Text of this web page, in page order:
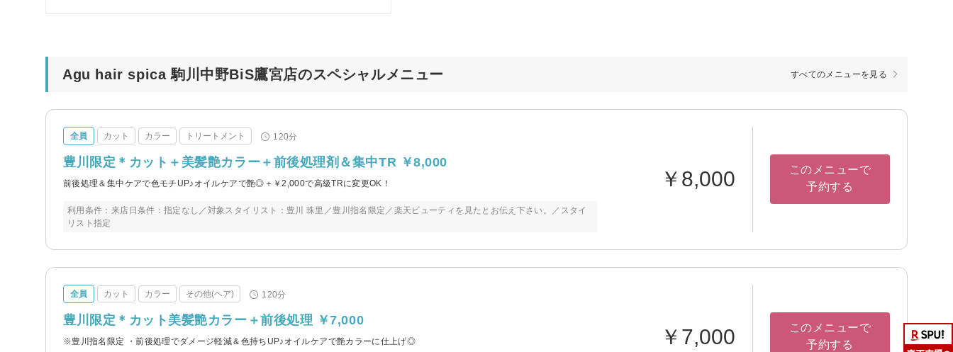
Agu hair spica 駒川中野BiS鷹宮店のスペシャルメニュー すべてのメニューを見る
全員 カット カラー トリートメント 120分
豊川限定＊カット＋美髪艶カラー＋前後処理剤＆集中TR ￥8,000
前後処理＆集中ケアで色モチUP♪オイルケアで艶◎＋￥2,000で高級TRに変更OK！
利用条件：来店日条件：指定なし／対象スタイリスト：豊川 珠里／豊川指名限定／楽天ビューティを見たとお伝え下さい。／スタイ
リスト指定
￥8,000
このメニューで
予約する
全員 カット カラー その他(ヘア) 120分
豊川限定＊カット美髪艶カラー＋前後処理 ￥7,000
※豊川指名限定 ・前後処理でダメージ軽減＆色持ちUP♪オイルケアで艶カラーに仕上げ◎ ￥7,000
このメニューで
予約する